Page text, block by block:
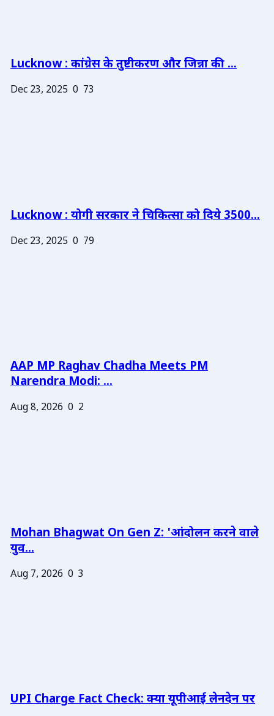
Lucknow : कांग्रेस के तुष्टीकरण और जिन्ना की ...
Dec 23, 2025 0 73
Lucknow : योगी सरकार ने चिकित्सा को दिये 3500...
Dec 23, 2025 0 79
AAP MP Raghav Chadha Meets PM
Narendra Modi: ...
Aug 8, 2026 0 2
Mohan Bhagwat On Gen Z: 'आंदोलन करने वाले
युव...
Aug 7, 2026 0 3
UPI Charge Fact Check: क्या यूपीआई लेनदेन पर